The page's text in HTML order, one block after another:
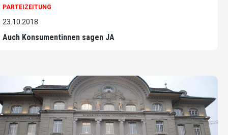
PARTEIZEITUNG
23.10.2018
Auch Konsumentinnen sagen JA